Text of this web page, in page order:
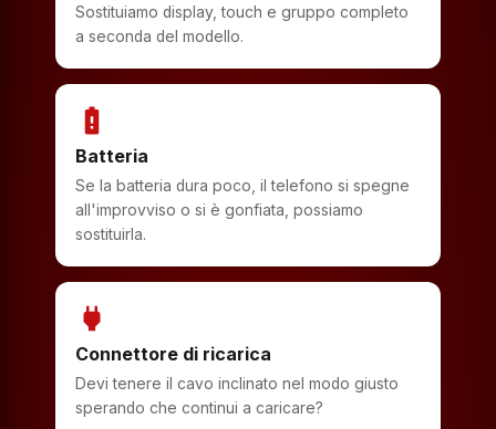
Sostituiamo display, touch e gruppo completo
a seconda del modello.
battery_alert
Batteria
Se la batteria dura poco, il telefono si spegne
all'improvviso o si è gonfiata, possiamo
sostituirla.
power
Connettore di ricarica
Devi tenere il cavo inclinato nel modo giusto
sperando che continui a caricare?